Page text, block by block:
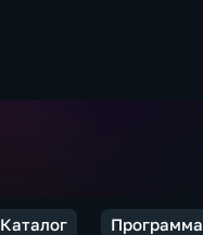
Каталог Программа